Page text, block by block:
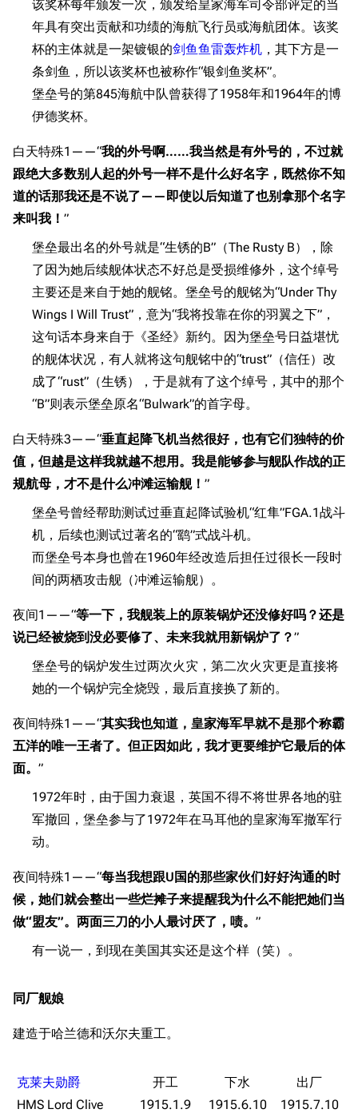
该奖杯每年颁发一次，颁发给皇家海军司令部评定的当
年具有突出贡献和功绩的海航飞行员或海航团体。该奖
杯的主体就是一架镀银的剑鱼鱼雷轰炸机 ，其下方是一
条剑鱼，所以该奖杯也被称作“银剑鱼奖杯”。
堡垒号的第845海航中队曾获得了1958年和1964年的博
伊德奖杯。
白天特殊1——“我的外号啊……我当然是有外号的，不过就
跟绝大多数别人起的外号一样不是什么好名字，既然你不知
道的话那我还是不说了——即使以后知道了也别拿那个名字
来叫我！ ”
堡垒最出名的外号就是“生锈的B”（The Rusty B），除
了因为她后续舰体状态不好总是受损维修外，这个绰号
主要还是来自于她的舰铭。堡垒号的舰铭为“Under Thy
Wings I Will Trust”，意为“我将投靠在你的羽翼之下”，
这句话本身来自于《圣经》新约。因为堡垒号日益堪忧
的舰体状况，有人就将这句舰铭中的“trust”（信任）改
成了“rust”（生锈），于是就有了这个绰号，其中的那个
“B”则表示堡垒原名“Bulwark”的首字母。
白天特殊3——“垂直起降飞机当然很好，也有它们独特的价
值，但越是这样我就越不想用。我是能够参与舰队作战的正
规航母，才不是什么冲滩运输舰！ ”
堡垒号曾经帮助测试过垂直起降试验机“红隼”FGA.1战斗
机，后续也测试过著名的“鹞”式战斗机。
而堡垒号本身也曾在1960年经改造后担任过很长一段时
间的两栖攻击舰（冲滩运输舰）。
夜间1——“等一下，我舰装上的原装锅炉还没修好吗？还是
说已经被烧到没必要修了、未来我就用新锅炉了？”
堡垒号的锅炉发生过两次火灾，第二次火灾更是直接将
她的一个锅炉完全烧毁，最后直接换了新的。
夜间特殊1——“其实我也知道，皇家海军早就不是那个称霸
五洋的唯一王者了。但正因如此，我才更要维护它最后的体
面。 ”
1972年时，由于国力衰退，英国不得不将世界各地的驻
军撤回，堡垒参与了1972年在马耳他的皇家海军撤军行
动。
夜间特殊1——“每当我想跟U国的那些家伙们好好沟通的时
候，她们就会整出一些烂摊子来提醒我为什么不能把她们当
做“盟友”。两面三刀的小人最讨厌了，啧。 ”
有一说一，到现在美国其实还是这个样（笑）。
同厂舰娘
建造于哈兰德和沃尔夫重工。
克莱夫勋爵
HMS Lord Clive
1915.1.9 1915.6.10
1915.7.10